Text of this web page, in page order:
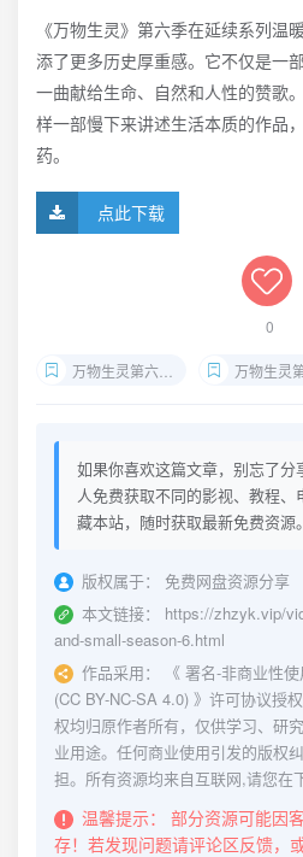
《万物生灵》第六季在延续系列温
添了更多历史厚重感。它不仅是一
一曲献给生命、自然和人性的赞歌
样一部慢下来讲述生活本质的作品
药。
点此下载
0
万物生灵第六季英剧资源 万物生灵第六季双
如果你喜欢这篇文章，别忘了分
人免费获取不同的影视、教程
藏本站，随时获取最新免费资源。
版权属于：
免费网盘资源分享
本文链接：
https://zhzyk.vip/
and-small-season-6.html
作品采用：
《 署名-非商业性
(CC BY-NC-SA 4.0) 》许可协议授
权均归原作者所有，仅供学习、研
业用途。任何商业使用引发的版权
担。所有资源均来自互联网,请您在
温馨提示：
部分资源可能因
存！若发现问题请评论区反馈，